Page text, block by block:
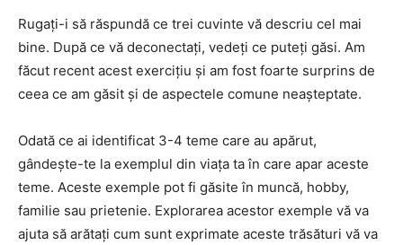
Rugați-i să răspundă ce trei cuvinte vă descriu cel mai
bine. După ce vă deconectați, vedeți ce puteți găsi. Am
făcut recent acest exercițiu și am fost foarte surprins de
ceea ce am găsit și de aspectele comune neașteptate.
Odată ce ai identificat 3-4 teme care au apărut,
gândește-te la exemplul din viața ta în care apar aceste
teme. Aceste exemple pot fi găsite în muncă, hobby,
familie sau prietenie. Explorarea acestor exemple vă va
ajuta să arătați cum sunt exprimate aceste trăsături vă va